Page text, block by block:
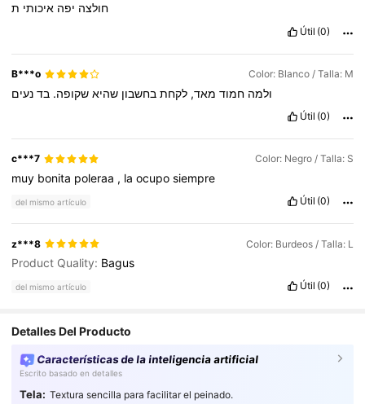
חולצה יפה איכותי ת
Útil (0)
B***o Color: Blanco / Talla: M
ולמה חמוד מאד, לקחת בחשבון שהיא שקופה. בד נעים
Útil (0)
c***7 Color: Negro / Talla: S
muy bonita poleraa , laocuposiempre
del mismo artículo Útil (0)
z***8 Color: Burdeos / Talla: L
Product Quality: Bagus
del mismo artículo Útil (0)
Detalles Del Producto
Características de la inteligencia artificial
Escrito basado en detalles
Tela: Textura sencilla para facilitar el peinado.